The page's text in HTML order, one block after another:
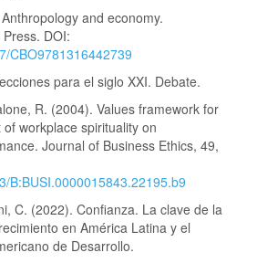
and economy.
DOI:
CBO9781316442739
para el siglo XXI. Debate.
R. (2004). Values framework for
workplace spirituality on
Journal of Business Ethics, 49,
B:BUSI.0000015843.22195.b9
C. (2022). Confianza. La clave de la
en América Latina y el
de Desarrollo.